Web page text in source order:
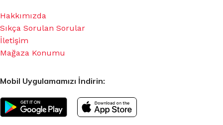
Hakkımızda
Sıkça Sorulan Sorular
İletişim
Mağaza Konumu
Mobil Uygulamamızı İndirin: